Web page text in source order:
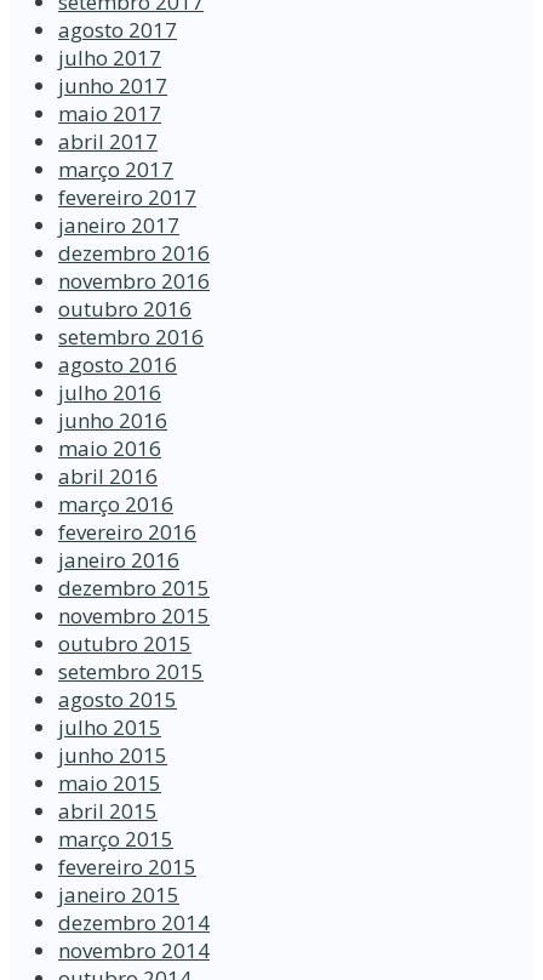
agosto 2017
julho 2017
junho 2017
maio 2017
abril 2017
março 2017
fevereiro 2017
janeiro 2017
dezembro 2016
novembro 2016
outubro 2016
setembro 2016
agosto 2016
julho 2016
junho 2016
maio 2016
abril 2016
março 2016
fevereiro 2016
janeiro 2016
dezembro 2015
novembro 2015
outubro 2015
setembro 2015
agosto 2015
julho 2015
junho 2015
maio 2015
abril 2015
março 2015
fevereiro 2015
janeiro 2015
dezembro 2014
novembro 2014